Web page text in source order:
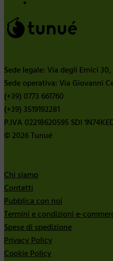
Sede legale: Via degli Ernici
Sede operativa: Via Giovanni
(+39) 0773 661760
(+39) 3519192281
P.IVA 02218620595 SDI
© 2026 Tunué
Chi siamo
Contatti
Pubblica con noi
Termini e condizioni e-
Spese di spedizione
Privacy Policy
Cookie Policy